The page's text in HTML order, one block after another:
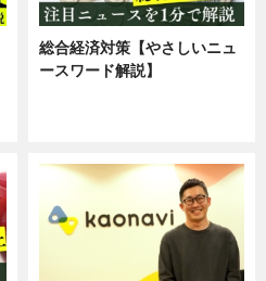
総合経済対策【やさしいニュ
ースワード解説】